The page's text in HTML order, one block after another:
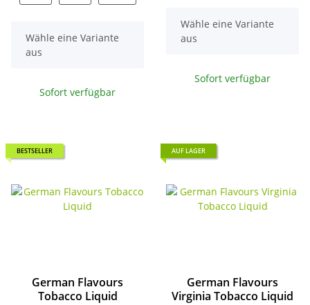
x
Wähle eine Variante
aus
Sofort verfügbar
x
Wähle eine Variante
aus
Sofort verfügbar
BESTSELLER
German Flavours
Tobacco Liquid
AUF LAGER
German Flavours
Virginia Tobacco Liquid